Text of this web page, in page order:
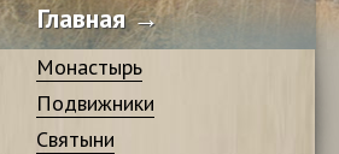
Главная →
Монастырь
Подвижники
Святыни